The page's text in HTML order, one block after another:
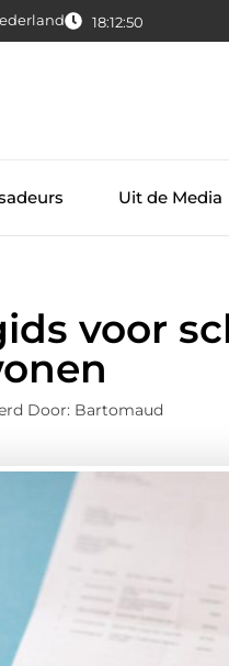
18:12:51
Uit de Media
voor
Door: Bartomaud